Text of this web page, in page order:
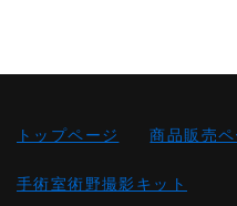
トップページ 商品販売ペ
手術室術野撮影キット